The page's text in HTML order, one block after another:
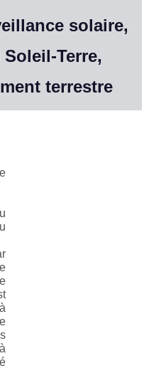
solaire,
Terre,
terrestre